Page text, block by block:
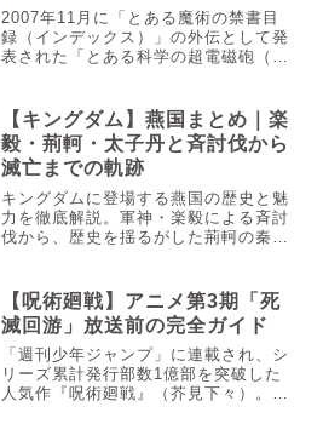
ュース】
2007年11月に「とある魔術の禁書目
録（インデックス）」の外伝として発
表された「とある科学の超電磁砲（レ
歓喜を与えたことは、今でも昨日のよ
うに思い出されます。今回は「とある
科学の超電磁砲（レールガン）」の第
4期に関する速報や、インターネット
上のの反応などをまとめてみてみたい
と思います。
【キングダム】燕国まとめ｜楽
毅・荊軻・太子丹と斉討伐から
滅亡までの軌跡
キングダムに登場する燕国の歴史と魅
力を徹底解説。軍神・楽毅による斉討
伐から、歴史を揺るがした荊軻の秦王
史実の差分を深掘りします。中華の北
端に位置し、峻厳な山々に囲まれた
「燕...
【呪術廻戦】アニメ第3期「死
滅回游」放送前の完全ガイド
「週刊少年ジャンプ」に連載され、シ
リーズ累計発行部数1億部を突破した
人気作『呪術廻戦』（芥見下々）。呪